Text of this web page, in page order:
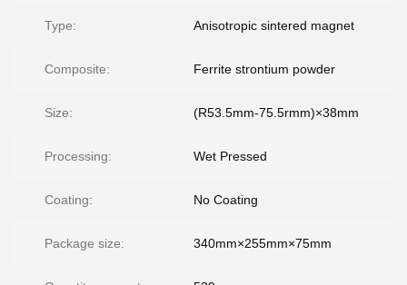
Type: Anisotropic sintered magnet
Composite: Ferrite strontium powder
Size: (R53.5mm-75.5rmm)×38mm
Processing: Wet Pressed
Coating: No Coating
Package size: 340mm×255mm×75mm